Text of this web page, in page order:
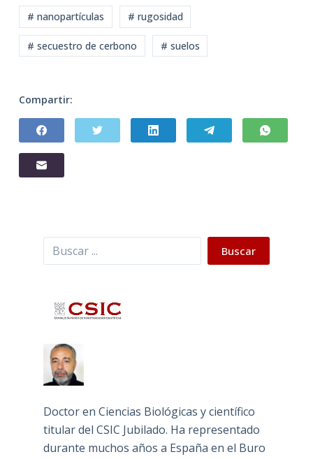
# nanopartículas # rugosidad
# secuestro de cerbono # suelos
Compartir:
Buscar Buscar
Doctor en Ciencias Biológicas y científico
titular del CSIC Jubilado. Ha representado
durante muchos años a España en el Buro